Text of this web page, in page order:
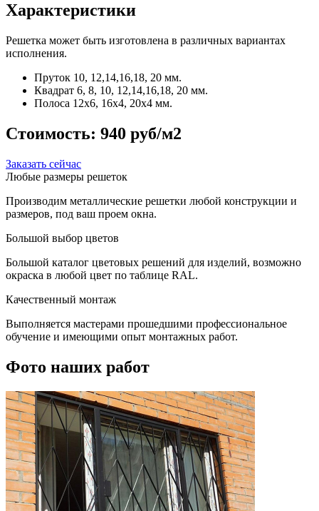
Характеристики
Решетка может быть изготовлена в различных вариантах
исполнения.
Пруток 10, 12,14,16,18, 20 мм.
Квадрат 6, 8, 10, 12,14,16,18, 20 мм.
Полоса 12x6, 16x4, 20x4 мм.
Стоимость: 940 руб/м2
Заказать сейчас
Любые размеры решеток
Производим металлические решетки любой конструкции и
размеров, под ваш проем окна.
Большой выбор цветов
Большой каталог цветовых решений для изделий, возможно
окраска в любой цвет по таблице RAL.
Качественный монтаж
Выполняется мастерами прошедшими профессиональное
обучение и имеющими опыт монтажных работ.
Фото наших работ